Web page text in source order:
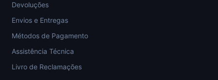
Devoluções
Envios e Entregas
Métodos de Pagamento
Assistência Técnica
Livro de Reclamações